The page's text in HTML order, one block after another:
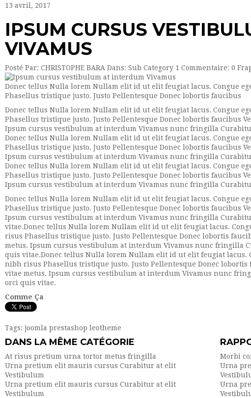
13 avril, 2017
IPSUM CURSUS
VIVAMUS
Posté Par: CHRISTOPHE BARA Dans: Sub Category 1 Commentaire: 0
Donec tellus Nulla lorem Nullam elit id ut elit feugiat lacus. Congue
Phasellus tristique justo. Justo Pellentesque Donec lobortis faucibus
Donec tellus Nulla lorem Nullam elit id ut elit feugiat lacus. Congue
Phasellus tristique justo. Justo Pellentesque Donec lobortis faucibus
Ipsum cursus vestibulum at interdum Vivamus nunc fringilla
Donec tellus Nulla lorem Nullam elit id ut elit feugiat lacus. Congue
Phasellus tristique justo. Justo Pellentesque Donec lobortis faucibus
Ipsum cursus vestibulum at interdum Vivamus nunc fringilla
Donec tellus Nulla lorem Nullam elit id ut elit feugiat lacus. Congue
Phasellus tristique justo. Justo Pellentesque Donec lobortis faucibus
Ipsum cursus vestibulum at interdum Vivamus nunc fringilla
Donec tellus Nulla lorem Nullam elit id ut elit feugiat lacus. Congue
Phasellus tristique justo. Justo Pellentesque Donec lobortis faucibus
Ipsum cursus vestibulum at interdum Vivamus nunc fringilla
vitae.Donec tellus Nulla lorem Nullam elit id ut elit feugiat lacus.
risus Phasellus tristique justo. Justo Pellentesque Donec lobortis
metus. Ipsum cursus vestibulum at interdum Vivamus nunc fringilla
quis vitae.Donec tellus Nulla lorem Nullam elit id ut elit feugiat lacus.
nibh risus Phasellus tristique justo. Justo Pellentesque Donec
vitae metus. Ipsum cursus vestibulum at interdum Vivamus nunc
orci quis vitae.
Comme Ça
Tags: joomla prestashop leotheme
DANS LA MÊME CATÉGORIE
At risus pretium urna tortor metus fringilla
Urna pretium elit mauris cursus Curabitur at elit
Vestibulum
Urna pretium elit mauris cursus Curabitur at elit
Vestibulum
Morbi
Urna
Urna